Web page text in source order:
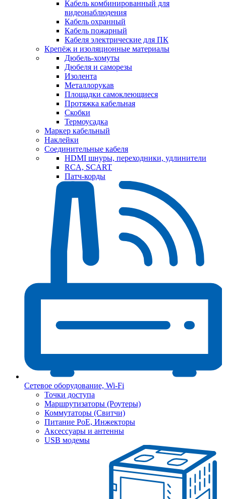
Кабель комбинированный для
видеонаблюдения
Кабель охранный
Кабель пожарный
Кабеля электрические для ПК
Крепёж и изоляционные материалы
Дюбель-хомуты
Дюбеля и саморезы
Изолента
Металлорукав
Площадки самоклеющиеся
Протяжка кабельная
Скобки
Термоусадка
Маркер кабельный
Наклейки
Соединительные кабеля
HDMI шнуры, переходники, удлинители
RCA, SCART
Патч-корды
Сетевое оборудование, Wi-Fi
Точки доступа
Маршрутизаторы (Роутеры)
Коммутаторы (Свитчи)
Питание PoE, Инжекторы
Аксессуары и антенны
USB модемы